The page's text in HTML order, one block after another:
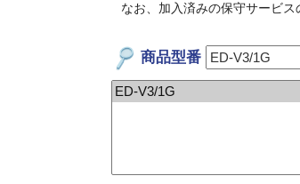
なお、加入済みの保守サービ
商品型番